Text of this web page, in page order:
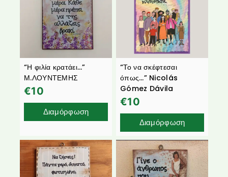
“Η φιλία κρατάει…”
Μ.ΛΟΥΝΤΕΜΗΣ
€10
Διαμόρφωση
“Το να σκέφτεσαι
όπως…” Nicolás
Gómez Dávila
€10
Διαμόρφωση